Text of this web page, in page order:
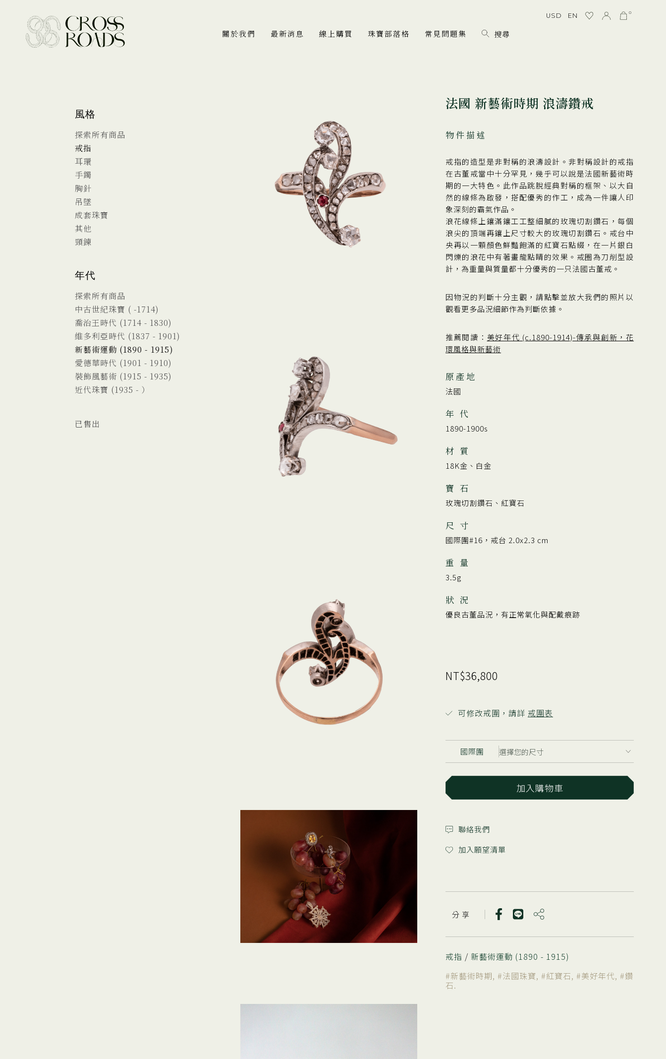
關於我們 最新消息 線上購買 珠寶部落格 常見問題集
USD EN 0
風格
探索所有商品
戒指
耳環
手鐲
胸針
吊墜
成套珠寶
其他
頸鍊
年代
探索所有商品
中古世紀珠寶 ( -1714)
喬治王時代 (1714 - 1830)
維多利亞時代 (1837 - 1901)
新藝術運動 (1890 - 1915)
愛德華時代 (1901 - 1910)
裝飾風藝術 (1915 - 1935)
近代珠寶 (1935 - ）
已售出
法國 新藝術時期 浪濤鑽戒
物件描述
戒指的造型是非對稱的浪濤設計。非對稱設計的戒指
在古董戒當中十分罕見，幾乎可以說是法國新藝術時
期的一大特色。此作品跳脫經典對稱的框架、以大自
然的線條為啟發，搭配優秀的作工，成為一件讓人印
象深刻的霸氣作品。
浪花線條上鑲滿鑲工工整細膩的玫瑰切割鑽石，每個
浪尖的頂端再鑲上尺寸較大的玫瑰切割鑽石。戒台中
央再以一顆顏色鮮豔飽滿的紅寶石點綴，在一片銀白
閃爍的浪花中有著畫龍點睛的效果。戒圈為刀削型設
計，為重量與質量都十分優秀的一只法國古董戒。
因物況的判斷十分主觀，請點擊並放大我們的照片以
觀看更多品況細節作為判斷依據。
推薦閱讀： 美好年代 (c.1890-1914)-傳承與創新，花
環風格與新藝術
原產地
法國
年 代
1890-1900s
材 質
18K金、白金
寶 石
玫瑰切割鑽石、紅寶石
尺 寸
國際圍#16，戒台 2.0x2.3 cm
重 量
3.5g
狀 況
優良古董品況，有正常氧化與配戴痕跡
NT$36,800
可修改戒圍，請詳 戒圍表
國際圍
加入購物車
聯絡我們
加入願望清單
分 享
戒指 / 新藝術運動 (1890 - 1915)
#新藝術時期, #法國珠寶, #紅寶石, #美好年代, #鑽
石.